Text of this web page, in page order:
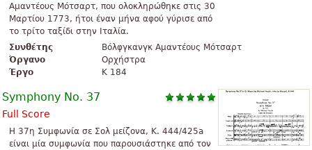
Αμαντέους Μότσαρτ, που ολοκληρώθηκε στις 30
Μαρτίου 1773, ήτοι έναν μήνα αφού γύρισε από
το τρίτο ταξίδι στην Ιταλία.
Συνθέτης
Βόλφγκανγκ Αμαντέους Μότσαρτ
Όργανο
Ορχήστρα
Έργο
K 184
Symphony No. 37
Full Score
Η 37η Συμφωνία σε Σολ μείζονα, K. 444/425a
είναι μία συμφωνία που παρουσιάστηκε από τον